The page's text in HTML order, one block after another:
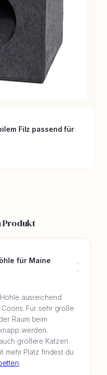
Filz passend für
Produkt
für Maine
ausreichend
Für sehr große
Raum beim
werden.
größere Katzen
mehr Platz findest du
.